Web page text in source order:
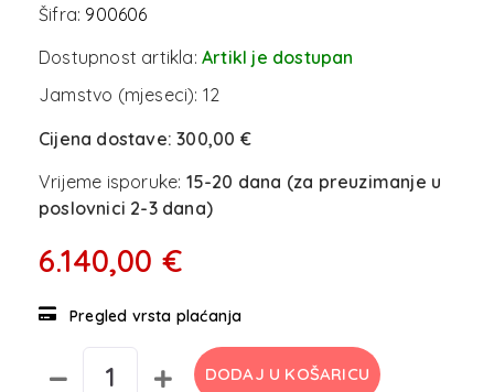
Šifra: 900606
Dostupnost artikla: Artikl je dostupan
Jamstvo (mjeseci): 12
Cijena dostave:300,00 €
Vrijeme isporuke: 15-20 dana (za preuzimanje u
poslovnici 2-3 dana)
6.140,00 €
Pregled vrsta plaćanja
DODAJ U KOŠARICU